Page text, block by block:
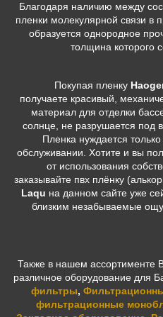
Благодаря наличию между
пленки молекулярной связи в
образуется однородное
толщина которого
Покупая пленку
получаете красивый,
материал для отделки
солнце, не разрушается под
Пленка нуждается
обслуживании. Хотите и вы
от использования
заказывайте пвх плёнку
Laqu на данном сайте уже
близким незабываемые
Также в нашем ассортименте
различное оборудование для
фильтры,
фильтрационные